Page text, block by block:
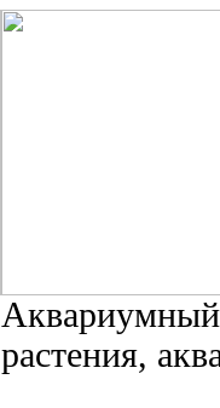
растения,